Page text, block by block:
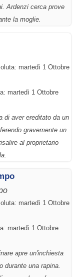
Ardenzi cerca prove
la moglie.
martedì 1 Ottobre
martedì 1 Ottobre
di aver ereditato da un
gravemente un
al proprietario
martedì 1 Ottobre
martedì 1 Ottobre
apre un'inchiesta
durante una rapina.